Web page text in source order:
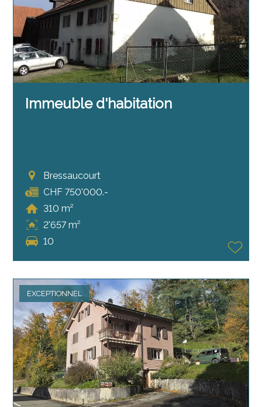
Immeuble d'habitation
Bressaucourt
CHF 750'000.-
310 m²
2'657 m²
10
EXCEPTIONNEL